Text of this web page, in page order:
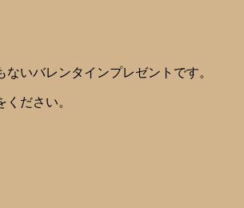
いバレンタインプレゼントです。
ださい。